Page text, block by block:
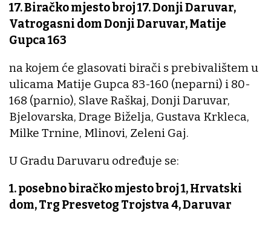
17. Biračko mjesto broj 17. Donji Daruvar,
Vatrogasni dom Donji Daruvar, Matije
Gupca 163
na kojem će glasovati birači s prebivalištem u
ulicama Matije Gupca 83-160 (neparni) i 80-
168 (parnio), Slave Raškaj, Donji Daruvar,
Bjelovarska, Drage Biželja, Gustava Krkleca,
Milke Trnine, Mlinovi, Zeleni Gaj.
U Gradu Daruvaru određuje se:
1. posebno biračko mjesto broj 1, Hrvatski
dom, Trg Presvetog Trojstva 4, Daruvar